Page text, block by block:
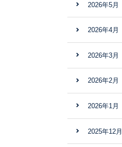
2026年5月
2026年4月
2026年3月
2026年2月
2026年1月
2025年12月